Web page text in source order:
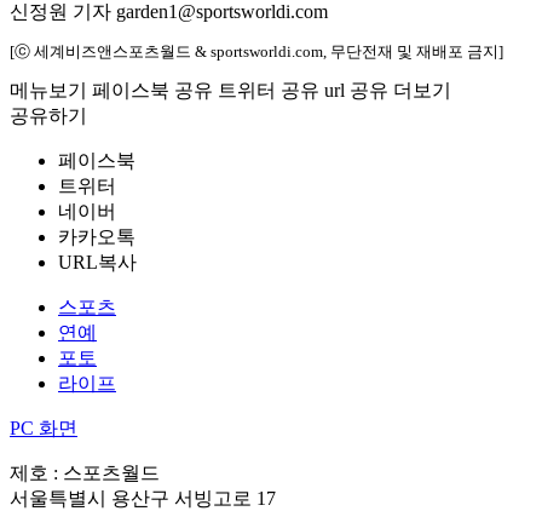
신정원 기자 garden1@sportsworldi.com
[ⓒ 세계비즈앤스포츠월드 & sportsworldi.com, 무단전재 및 재배포 금지]
메뉴보기 페이스북 공유 트위터 공유 url 공유 더보기
공유하기
페이스북
트위터
네이버
카카오톡
URL복사
스포츠
연예
포토
라이프
PC 화면
제호 : 스포츠월드
서울특별시 용산구 서빙고로 17